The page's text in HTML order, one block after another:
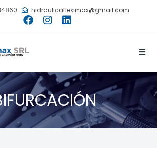
hidraulicafleximax@gmail.com